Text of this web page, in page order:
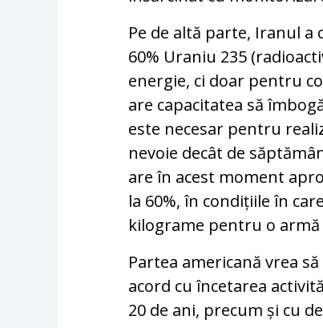
Pe de altă parte, Iranul a
60% Uraniu 235
energie, ci doar pentru
are capacitatea să
este necesar pentru
nevoie decât de
are în acest moment
la 60%, în condițiile în
kilograme pentru o armă
Partea americană vrea
acord cu încetarea
20 de ani, precum și cu